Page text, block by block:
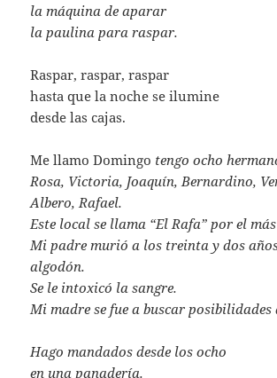
la máquina de aparar
la paulina para raspar.
Raspar, raspar, raspar
hasta que la noche se ilumine
desde las cajas.
Me llamo Domingo tengo ocho
Rosa, Victoria, Joaquín, Bernardino,
Albero, Rafael.
Este local se llama “El Rafa” por el
Mi padre murió a los treinta y dos
algodón.
Se le intoxicó la sangre.
Mi madre se fue a buscar posibilidades
Hago mandados desde los ocho
en una panadería.